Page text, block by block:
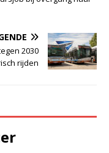
2030
rijden